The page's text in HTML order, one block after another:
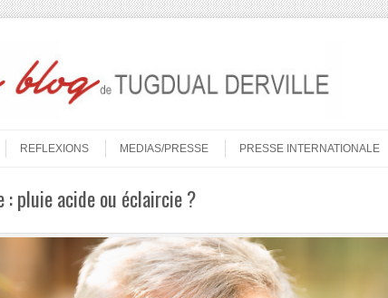
REFLEXIONS MEDIAS/PRESSE PRESSE INTERNATIONALE
: pluie acide ou éclaircie ?